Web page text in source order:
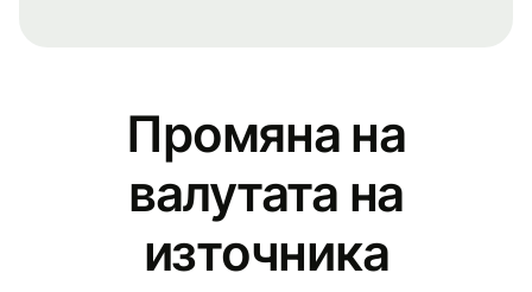
Промяна на
валутата на
източника